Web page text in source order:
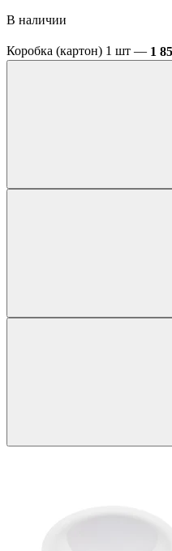
В наличии
Коробка (картон) 1 шт — 1